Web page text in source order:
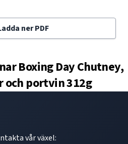
ner PDF
Boxing Day Chutney,
och portvin 312g
vår växel: